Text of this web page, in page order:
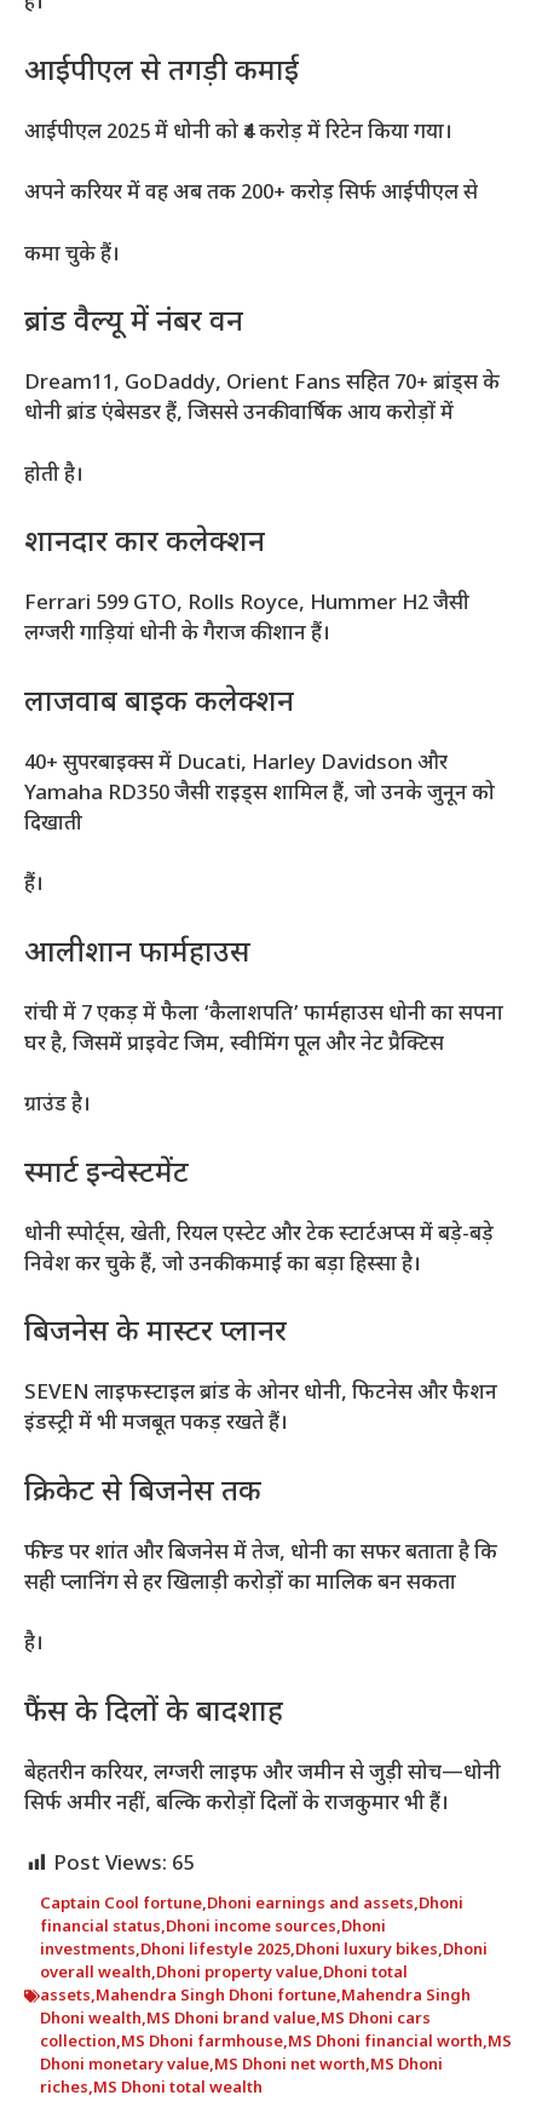
आईपीएल से तगड़ी कमाई
आईपीएल 2025 में धोनी को ₹4 करोड़ में रिटेन किया गया।
अपने करियर में वह अब तक 200+ करोड़ सिर्फ आईपीएल से
कमा चुके हैं।
ब्रांड वैल्यू में नंबर वन
Dream11, GoDaddy, Orient Fans सहित 70+ ब्रांड्स के
धोनी ब्रांड एंबेसडर हैं, जिससे उनकी वार्षिक आय करोड़ों में
होती है।
शानदार कार कलेक्शन
Ferrari 599 GTO, Rolls Royce, Hummer H2 जैसी
लग्जरी गाड़ियां धोनी के गैराज की शान हैं।
लाजवाब बाइक कलेक्शन
40+ सुपरबाइक्स में Ducati, Harley Davidson और
Yamaha RD350 जैसी राइड्स शामिल हैं, जो उनके जुनून को
दिखाती
हैं।
आलीशान फार्महाउस
रांची में 7 एकड़ में फैला ‘कैलाशपति’ फार्महाउस धोनी का सपना
घर है, जिसमें प्राइवेट जिम, स्वीमिंग पूल और नेट प्रैक्टिस
ग्राउंड है।
स्मार्ट इन्वेस्टमेंट
धोनी स्पोर्ट्स, खेती, रियल एस्टेट और टेक स्टार्टअप्स में बड़े-बड़े
निवेश कर चुके हैं, जो उनकी कमाई का बड़ा हिस्सा है।
बिजनेस के मास्टर प्लानर
SEVEN लाइफस्टाइल ब्रांड के ओनर धोनी, फिटनेस और फैशन
इंडस्ट्री में भी मजबूत पकड़ रखते हैं।
क्रिकेट से बिजनेस तक
फील्ड पर शांत और बिजनेस में तेज, धोनी का सफर बताता है कि
सही प्लानिंग से हर खिलाड़ी करोड़ों का मालिक बन सकता
है।
फैंस के दिलों के बादशाह
बेहतरीन करियर, लग्जरी लाइफ और जमीन से जुड़ी सोच—धोनी
सिर्फ अमीर नहीं, बल्कि करोड़ों दिलों के राजकुमार भी हैं।
Post Views: 65
Captain Cool fortune,Dhoni earnings and assets,Dhoni
financial status,Dhoni income sources,Dhoni
investments,Dhoni lifestyle 2025,Dhoni luxury bikes,Dhoni
overall wealth,Dhoni property value,Dhoni total
assets,Mahendra Singh Dhoni fortune,Mahendra Singh
Dhoni wealth,MS Dhoni brand value,MS Dhoni cars
collection,MS Dhoni farmhouse,MS Dhoni financial worth,MS
Dhoni monetary value,MS Dhoni net worth,MS Dhoni
riches,MS Dhoni total wealth